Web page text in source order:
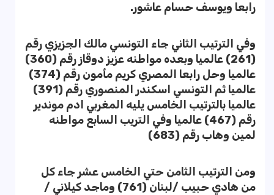
رابعا ويوسف حسام عاشور.
وفي الترتيب الثاني جاء التونسي مالك الجزيزي رقم
(261) عالميا وبعده مواطنه عزيز دوقاز رقم (360)
عالميا وحل رابعا المصري كريم مأمون رقم (374)
عالميا ثم التونسي اسكندر المنصوري رقم (391)
عالميا بالترتيب الخامس يليه المغربي ادم موندير
رقم (467) عالميا وفي التريب السابع مواطنه
لمين وهاب رقم (683)
ومن الترتيب الثامن حتي الخامس عشر جاء كل
من هادي حبيب /لبنان (761) وماجد كيلاني /